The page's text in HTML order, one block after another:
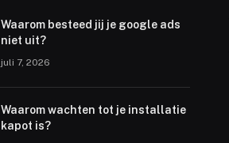
Waarom besteed jij je google ads
niet uit?
juli 7, 2026
Waarom wachten tot je installatie
kapot is?